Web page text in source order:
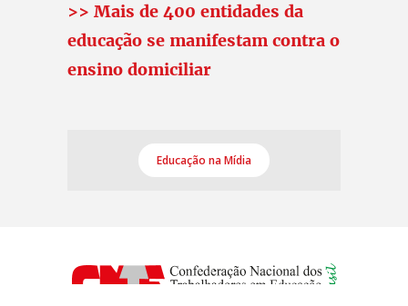
>> Mais de 400 entidades da
educação se manifestam contra o
ensino domiciliar
Educação na Mídia